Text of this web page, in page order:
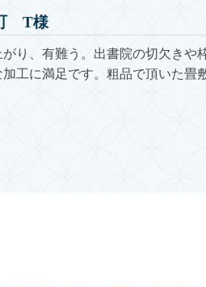
T様
り、有難う。出書院の切欠きや
工に満足です。粗品で頂いた畳